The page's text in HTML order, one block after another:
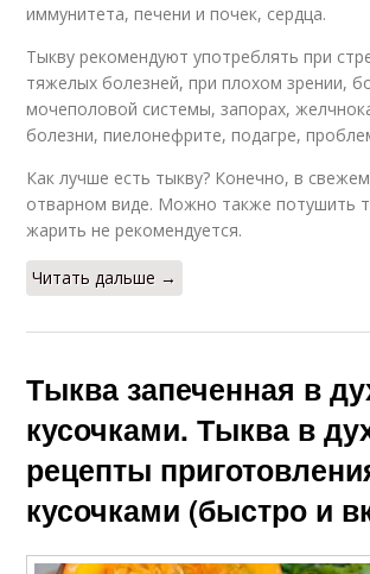
иммунитета, печени и почек, сердца.
Тыкву рекомендуют употреблять при
тяжелых болезней, при плохом зрении,
мочеполовой системы, запорах,
болезни, пиелонефрите, подагре,
Как лучше есть тыкву? Конечно, в
отварном виде. Можно также потушить
жарить не рекомендуется.
Читать дальше →
Тыква запеченная в
кусочками. Тыква в
рецепты
кусочками (быстро и